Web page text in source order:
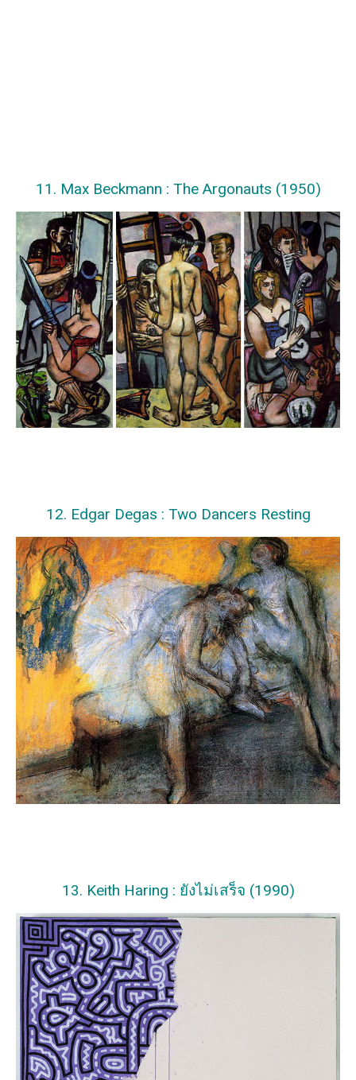
11. Max Beckmann : The Argonauts (1950)
12. Edgar Degas : Two Dancers Resting
13. Keith Haring : ยังไม่เสร็จ (1990)